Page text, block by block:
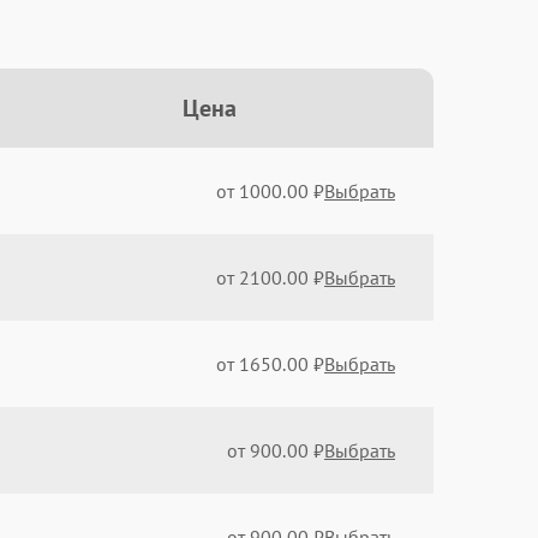
Цена
от 1000.00 ₽Выбрать
от 2100.00 ₽Выбрать
от 1650.00 ₽Выбрать
от 900.00 ₽Выбрать